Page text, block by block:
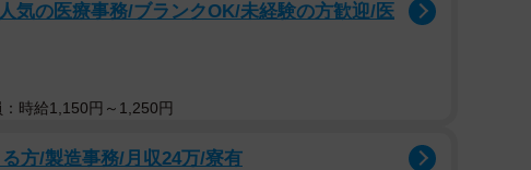
気の医療事務/ブランクOK/未経験の方歓迎/医
時給1,150円～1,250円
方/製造事務/月収24万/寮有